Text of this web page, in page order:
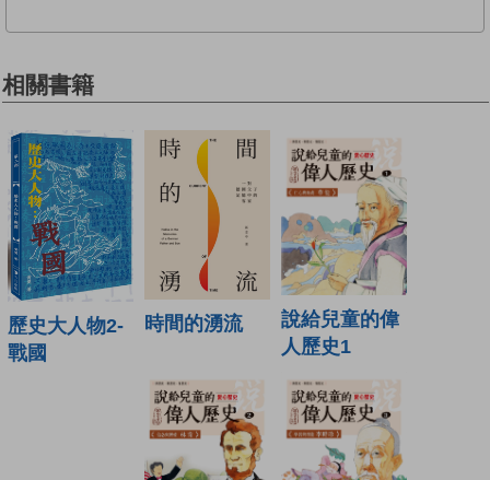
相關書籍
歷史大人物2-
戰國
時間的湧流
說給兒童的偉
人歷史1